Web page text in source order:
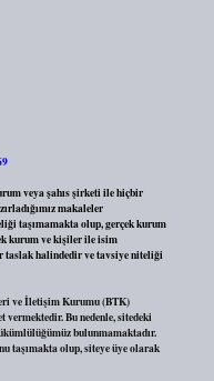
veya şahıs şirketi ile hiçbir
makaleler
taşımamakta olup, gerçek kurum
kurum ve kişiler ile isim
taslak halindedir ve tavsiye niteliği
ve İletişim Kurumu (BTK)
vermektedir. Bu nedenle, sitedeki
bulunmamaktadır.
taşımakta olup, siteye üye olarak